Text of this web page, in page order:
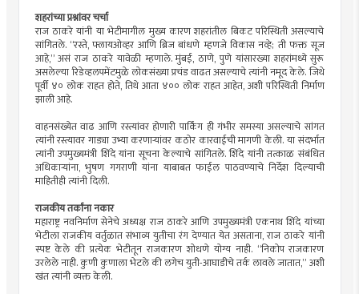
शहरांच्या प्रश्नांवर चर्चा
राज ठाकरे यांनी या भेटीमागील मुख्य कारण शहरांतील बिकट परिस्थिती असल्याचे
सांगितले. “रस्ते, फ्लायओव्हर आणि ब्रिज बांधणे म्हणजे विकास नव्हे; ती फक्त सूज
आहे,” असं राज ठाकरे यावेळी म्हणाले. मुंबई, ठाणे, पुणे यांसारख्या शहरांमध्ये सुरू
असलेल्या रिडेव्हलपमेंटमुळे लोकसंख्या प्रचंड वाढत असल्याचे त्यांनी नमूद केले. जिथे
पूर्वी ४० लोक राहत होते, तिथे आता ४०० लोक राहत आहेत, अशी परिस्थिती निर्माण
झाली आहे.
वाहनसंख्येत वाढ आणि रस्त्यांवर होणारी पार्किंग ही गंभीर समस्या असल्याचे सांगत
त्यांनी रस्त्यावर गाड्या उभ्या करणाऱ्यांवर कठोर कारवाईची मागणी केली. या संदर्भात
त्यांनी उपमुख्यमंत्री शिंदे यांना सूचना केल्याचे सांगितले. शिंदे यांनी तत्काळ संबंधित
अधिकाऱ्यांना, भुषण गगराणी यांना याबाबत फाईल पाठवण्याचे निर्देश दिल्याची
माहितीही त्यांनी दिली.
राजकीय तर्कांना नकार
महाराष्ट्र नवनिर्माण सेनेचे अध्यक्ष राज ठाकरे आणि उपमुख्यमंत्री एकनाथ शिंदे यांच्या
भेटीला राजकीय वर्तुळात संभाव्य युतीचा रंग देण्यात येत असताना, राज ठाकरे यांनी
स्पष्ट केले की प्रत्येक भेटीतून राजकारण शोधणे योग्य नाही. “निकोप राजकारण
उरलेले नाही. कुणी कुणाला भेटले की लगेच युती-आघाडीचे तर्क लावले जातात,” अशी
खंत त्यांनी व्यक्त केली.